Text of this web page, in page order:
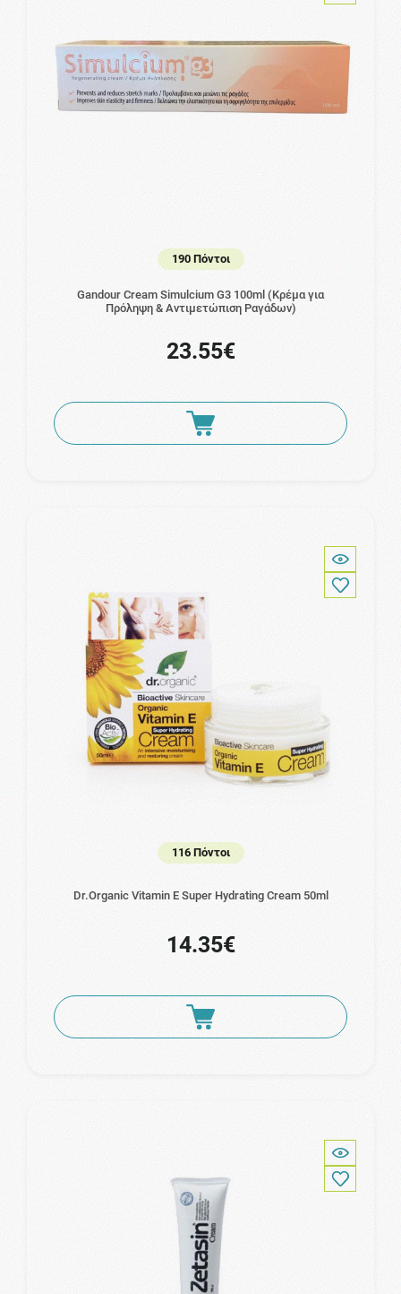
190 Πόντοι
Gandour Cream Simulcium G3 100ml (Κρέμα για
Πρόληψη & Αντιμετώπιση Ραγάδων)
23.55€
116 Πόντοι
Dr.Organic Vitamin E Super Hydrating Cream 50ml
14.35€